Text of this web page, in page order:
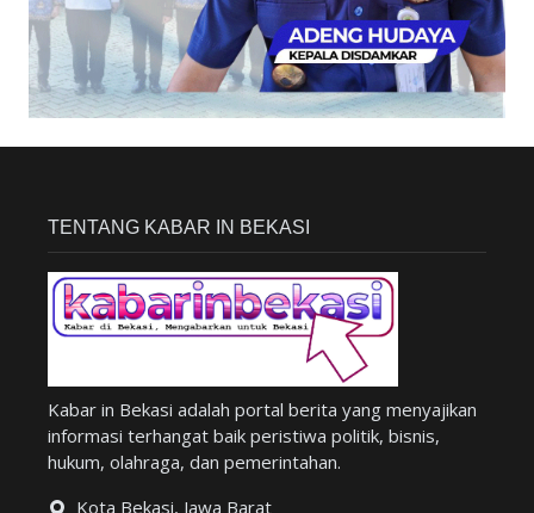
TENTANG KABAR IN BEKASI
Kabar in Bekasi adalah portal berita yang menyajikan
informasi terhangat baik peristiwa politik, bisnis,
hukum, olahraga, dan pemerintahan.
Kota Bekasi, Jawa Barat